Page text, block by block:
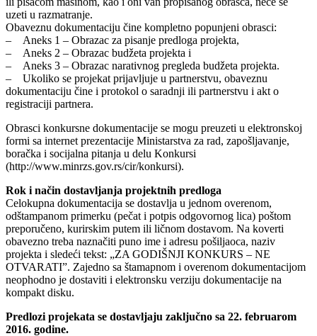
uzeti u razmatranje.
Obaveznu dokumentaciju čine kompletno popunjeni obrasci:
– Aneks 1 – Obrazac za pisanje predloga projekta,
– Aneks 2 – Obrazac budžeta projekta i
– Aneks 3 – Obrazac narativnog pregleda budžeta projekta.
– Ukoliko se projekat prijavljuje u partnerstvu, obaveznu
dokumentaciju čine i protokol o saradnji ili partnerstvu i akt o
registraciji partnera.
Obrasci konkursne dokumentacije se mogu preuzeti u elektronskoj
formi sa internet prezentacije Ministarstva za rad, zapošljavanje,
boračka i socijalna pitanja u delu Konkursi
(http://www.minrzs.gov.rs/cir/konkursi).
Rok i način dostavljanja projektnih predloga
Celokupna dokumentacija se dostavlja u jednom overenom,
odštampanom primerku (pečat i potpis odgovornog lica) poštom
preporučeno, kurirskim putem ili ličnom dostavom. Na koverti
obavezno treba naznačiti puno ime i adresu pošiljaoca, naziv
projekta i sledeći tekst: „ZA GODIŠNJI KONKURS – NE
OTVARATI”. Zajedno sa štamapnom i overenom dokumentacijom
neophodno je dostaviti i elektronsku verziju dokumentacije na
kompakt disku.
Predlozi projekata se dostavljaju zaključno sa 22. februarom
2016. godine.